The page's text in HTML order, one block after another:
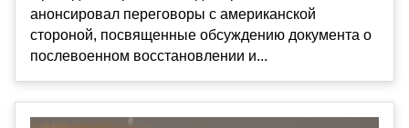
анонсировал переговоры с американской
стороной, посвященные обсуждению документа о
послевоенном восстановлении и...